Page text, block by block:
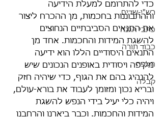
רש"י-שדים
כתבי הגנה
כבוד תורה
הלכה
קבלה
כדי להתרומם למעלת הידיעה
וההתבוננות בחכמות, מן ההכרח ליצור
את התנאים הסביבתיים הנחוצים
להשגת המידות והחכמות. אחד מן
התנאים היסודיים הללו הוא ידיעה
מקיפה ויסודית באופנים הנכונים שיש
להנהיג בהם את הגוף, כדי שיהיה חזק
ובריא נכון ומזומן לעבוד את בורא-עולם,
ויהיה כלי יעיל בידי הנפש להשגת
המידות והחכמות. וכבר ביארנו והרחבנו